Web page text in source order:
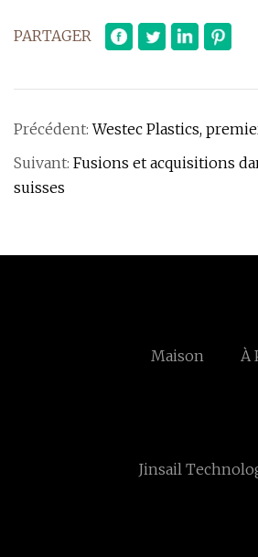
PARTAGER
Précédent:Westec Plastics,
Suivant: Fusions et acquisitions
suisses
Maison À
Jinsail